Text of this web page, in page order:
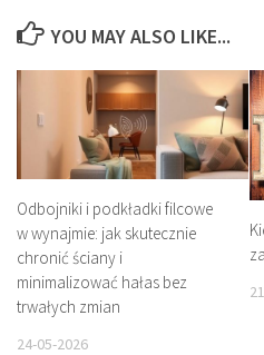
YOU MAY ALSO LIKE...
Odbojniki i podkładki filcowe
w wynajmie: jak skutecznie
chronić ściany i
minimalizować hałas bez
trwałych zmian
24-05-2026